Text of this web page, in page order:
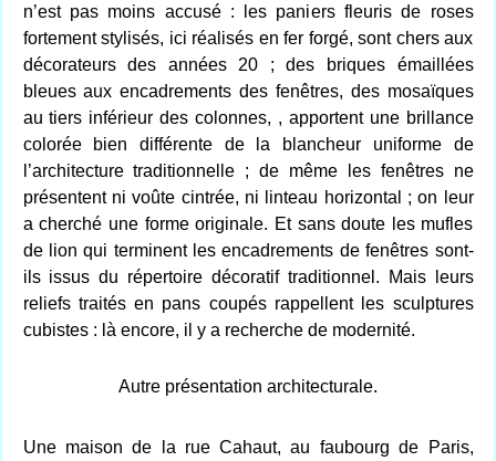
n’est pas moins accusé : les paniers fleuris de roses
fortement stylisés, ici réalisés en fer forgé, sont chers aux
décorateurs des années 20 ; des briques émaillées
bleues aux encadrements des fenêtres, des mosaïques
au tiers inférieur des colonnes, , apportent une brillance
colorée bien différente de la blancheur uniforme de
l’architecture traditionnelle ; de même les fenêtres ne
présentent ni voûte cintrée, ni linteau horizontal ; on leur
a cherché une forme originale. Et sans doute les mufles
de lion qui terminent les encadrements de fenêtres sont-
ils issus du répertoire décoratif traditionnel. Mais leurs
reliefs traités en pans coupés rappellent les sculptures
cubistes : là encore, il y a recherche de modernité.
Autre présentation architecturale.
Une maison de la rue Cahaut, au faubourg de Paris,